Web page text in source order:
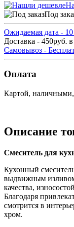
Под
Ожидаемая дата - 10
Доставка - 450руб.
Самовывоз -
Оплата
Картой,
Описание
Смеситель для
Кухонный
выдвижным
качества,
Благодаря
смотрится в
хром.